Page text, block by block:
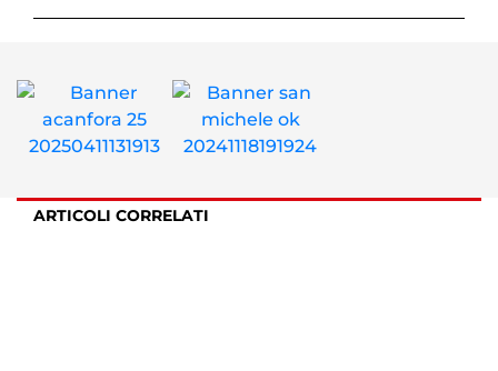
ARTICOLI CORRELATI